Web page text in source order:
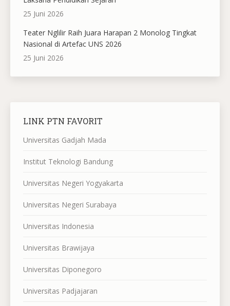
25 Juni 2026
Teater Nglilir Raih Juara Harapan 2 Monolog Tingkat
Nasional di Artefac UNS 2026
25 Juni 2026
LINK PTN FAVORIT
Universitas Gadjah Mada
Institut Teknologi Bandung
Universitas Negeri Yogyakarta
Universitas Negeri Surabaya
Universitas Indonesia
Universitas Brawijaya
Universitas Diponegoro
Universitas Padjajaran